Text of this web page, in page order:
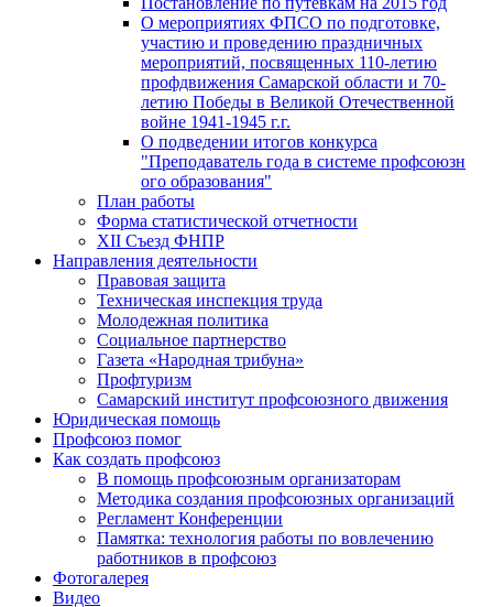
О мероприятиях ФПСО по подготовке,
участию и проведению праздничных
мероприятий, посвященных 110-летию
профдвижения Самарской области и 70-
летию Победы в Великой Отечественной
войне 1941-1945 г.г.
О подведении итогов конкурса
"Преподаватель года в системе профсоюзн
ого образования"
План работы
Форма статистической отчетности
XII Съезд ФНПР
Направления деятельности
Правовая защита
Техническая инспекция труда
Молодежная политика
Социальное партнерство
Газета «Народная трибуна»
Профтуризм
Самарский институт профсоюзного движения
Юридическая помощь
Профсоюз помог
Как создать профсоюз
В помощь профсоюзным организаторам
Методика создания профсоюзных организаций
Регламент Конференции
Памятка: технология работы по вовлечению
работников в профсоюз
Фотогалерея
Видео